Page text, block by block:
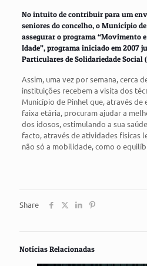
No intuito de contribuir para um
seniores do concelho, o Município
assegurar o programa “Movimento
Idade”, programa iniciado em 2007
Particulares de Solidariedade Social
Assim, uma vez por semana, cerca
instituições recebem a visita dos
Município de Pinhel que, através de
faixa etária, procuram ajudar a
dos idosos, estimulando a sua
facto, através de atividades físicas
não só a mobilidade, como o
Share
Notícias Relacionadas